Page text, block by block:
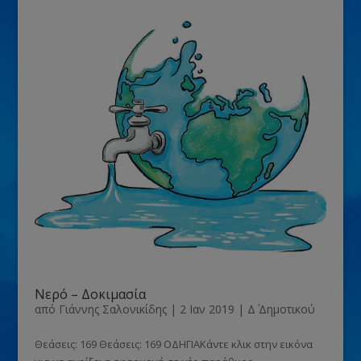
Νερό – Δοκιμασία
από Γιάννης Σαλονικίδης| 2 Ιαν 2019 | Δ΄ Δημοτικού
Θεάσεις: 169 Θεάσεις: 169 ΟΔΗΓΙΑΚάντε κλικ στην εικόνα